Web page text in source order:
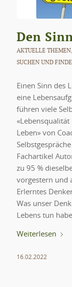
Den
AKTUELLE THEMEN,
SUCHEN UND
Einen Sinn des
eine
führen viele
Leben» von
Fachartikel
zu 95 %
vorgestern und
Erlerntes
Was unser
Lebens tun
Weiterlesen
16.02.2022